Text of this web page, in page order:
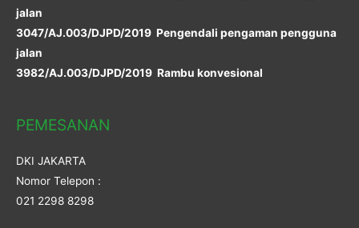
jalan
3047/AJ.003/DJPD/2019 Pengendali pengaman pengguna
jalan
3982/AJ.003/DJPD/2019 Rambu konvesional
PEMESANAN
DKI JAKARTA
Nomor Telepon :
021 2298 8298